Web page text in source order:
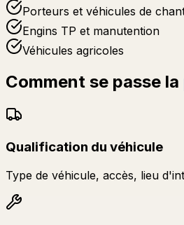
Porteurs et véhicules de
Engins TP et manutention
Véhicules agricoles
Comment se passe la
Qualification du véhicule
Type de véhicule, accès, lieu